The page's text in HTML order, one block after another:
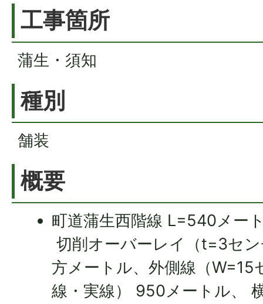
工事箇所
蒲生・須知
種別
舗装
概要
町道蒲生西階線 L=540メー
切削オーバーレイ（t=3セ
方メートル、外側線（W=15
線・実線） 950メートル、